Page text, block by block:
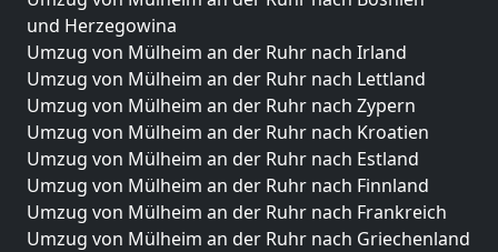
und Herzegowina
Umzug von Mülheim an der Ruhr nach Irland
Umzug von Mülheim an der Ruhr nach Lettland
Umzug von Mülheim an der Ruhr nach Zypern
Umzug von Mülheim an der Ruhr nach Kroatien
Umzug von Mülheim an der Ruhr nach Estland
Umzug von Mülheim an der Ruhr nach Finnland
Umzug von Mülheim an der Ruhr nach Frankreich
Umzug von Mülheim an der Ruhr nach Griechenland